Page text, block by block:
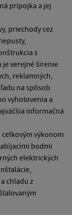
prípojka a jej
priechody cez
s
verejné šírenie
reklamných,
na spôsob
vyhotovenia a
informačná
výkonom
bodmi
elektrických
chladu z